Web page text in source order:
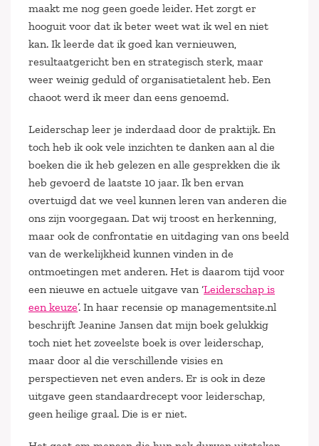
maakt me nog geen goede leider. Het zorgt er
hooguit voor dat ik beter weet wat ik wel en niet
kan. Ik leerde dat ik goed kan vernieuwen,
resultaatgericht ben en strategisch sterk, maar
weer weinig geduld of organisatietalent heb. Een
chaoot werd ik meer dan eens genoemd.
Leiderschap leer je inderdaad door de praktijk. En
toch heb ik ook vele inzichten te danken aan al die
boeken die ik heb gelezen en alle gesprekken die ik
heb gevoerd de laatste 10 jaar. Ik ben ervan
overtuigd dat we veel kunnen leren van anderen die
ons zijn voorgegaan. Dat wij troost en herkenning,
maar ook de confrontatie en uitdaging van ons beeld
van de werkelijkheid kunnen vinden in de
ontmoetingen met anderen. Het is daarom tijd voor
een nieuwe en actuele uitgave van ‘Leiderschap is
een keuze’. In haar recensie op managementsite.nl
beschrijft Jeanine Jansen dat mijn boek gelukkig
toch niet het zoveelste boek is over leiderschap,
maar door al die verschillende visies en
perspectieven net even anders. Er is ook in deze
uitgave geen standaardrecept voor leiderschap,
geen heilige graal. Die is er niet.